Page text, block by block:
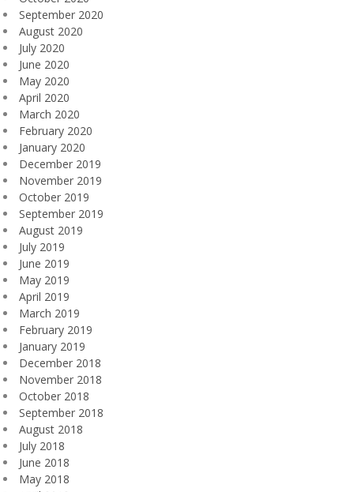
September 2020
August 2020
July 2020
June 2020
May 2020
April 2020
March 2020
February 2020
January 2020
December 2019
November 2019
October 2019
September 2019
August 2019
July 2019
June 2019
May 2019
April 2019
March 2019
February 2019
January 2019
December 2018
November 2018
October 2018
September 2018
August 2018
July 2018
June 2018
May 2018